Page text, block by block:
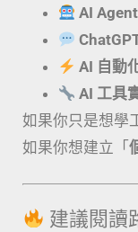
AI
AI 自動
AI 工具
如果你只是想學
如果你想建立「
建議閱讀